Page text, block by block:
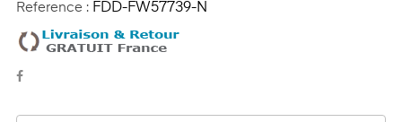
Reference : FDD-FW57739-N